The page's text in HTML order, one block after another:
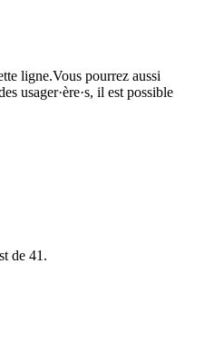
ligne.Vous pourrez aussi
usager·ère·s, il est possible
de 41.